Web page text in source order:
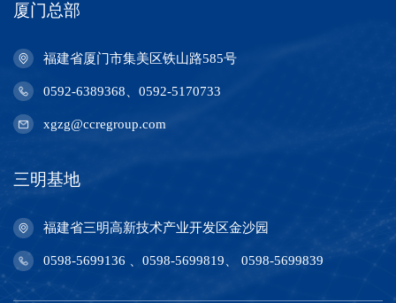
厦门总部
福建省厦门市集美区铁山路585号
0592-6389368、0592-5170733
xgzg@ccregroup.com
三明基地
福建省三明高新技术产业开发区金沙园
0598-5699136 、0598-5699819、 0598-5699839